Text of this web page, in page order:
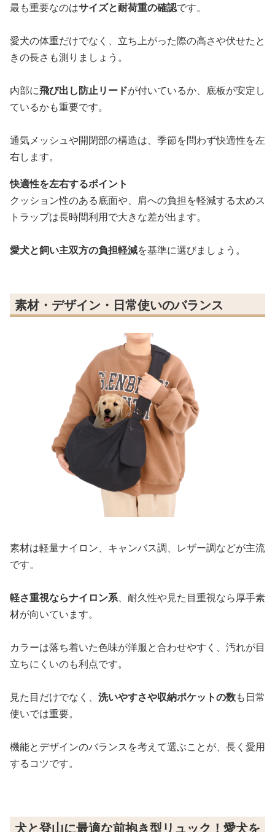
最も重要なのはサイズと耐荷重の確認です。
愛犬の体重だけでなく、立ち上がった際の高さや伏せたと
きの長さも測りましょう。
内部に飛び出し防止リードが付いているか、底板が安定し
ているかも重要です。
通気メッシュや開閉部の構造は、季節を問わず快適性を左
右します。
快適性を左右するポイント
クッション性のある底面や、肩への負担を軽減する太めス
トラップは長時間利用で大きな差が出ます。
愛犬と飼い主双方の負担軽減を基準に選びましょう。
素材・デザイン・日常使いのバランス
素材は軽量ナイロン、キャンバス調、レザー調などが主流
です。
軽さ重視ならナイロン系、耐久性や見た目重視なら厚手素
材が向いています。
カラーは落ち着いた色味が洋服と合わせやすく、汚れが目
立ちにくいのも利点です。
見た目だけでなく、 洗いやすさや収納ポケットの数も日常
使いでは重要。
機能とデザインのバランスを考えて選ぶことが、長く愛用
するコツです。
犬と登山に最適な前抱き型リュック！愛犬を